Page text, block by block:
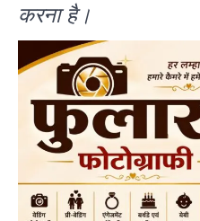
करना है।